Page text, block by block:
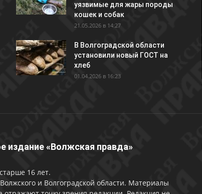
уязвимые для жары породы
кошек и собак
21.05.2026 в 14:27
В Волгоградской области
установили новый ГОСТ на
хлеб
01.04.2026 в 16:23
издание «Волжская правда»
16 лет.
и Волгоградской области. Материалы